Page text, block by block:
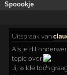
Spoookje
Uitspraak van
Als je dit
topic over
Jij wilde toch